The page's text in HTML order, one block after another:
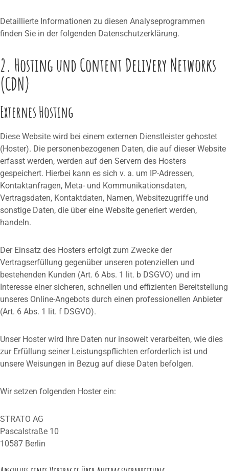
Detaillierte Informationen zu diesen Analyseprogrammen
finden Sie in der folgenden Datenschutzerklärung.
2. Hosting und Content Delivery Networks
(CDN)
Externes Hosting
Diese Website wird bei einem externen Dienstleister gehostet
(Hoster). Die personenbezogenen Daten, die auf dieser Website
erfasst werden, werden auf den Servern des Hosters
gespeichert. Hierbei kann es sich v. a. um IP-Adressen,
Kontaktanfragen, Meta- und Kommunikationsdaten,
Vertragsdaten, Kontaktdaten, Namen, Websitezugriffe und
sonstige Daten, die über eine Website generiert werden,
handeln.
Der Einsatz des Hosters erfolgt zum Zwecke der
Vertragserfüllung gegenüber unseren potenziellen und
bestehenden Kunden (Art. 6 Abs. 1 lit. b DSGVO) und im
Interesse einer sicheren, schnellen und effizienten Bereitstellung
unseres Online-Angebots durch einen professionellen Anbieter
(Art. 6 Abs. 1 lit. f DSGVO).
Unser Hoster wird Ihre Daten nur insoweit verarbeiten, wie dies
zur Erfüllung seiner Leistungspflichten erforderlich ist und
unsere Weisungen in Bezug auf diese Daten befolgen.
Wir setzen folgenden Hoster ein:
STRATO AG
Pascalstraße 10
10587 Berlin